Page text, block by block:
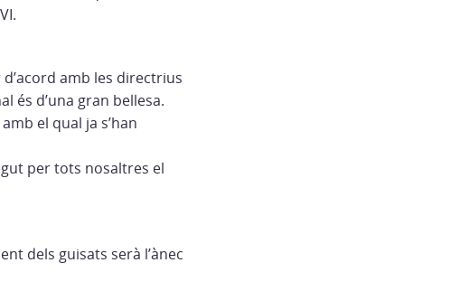
amb les directrius
és d’una gran bellesa.
el qual ja s’han
per tots nosaltres el
dels guisats serà l’ànec